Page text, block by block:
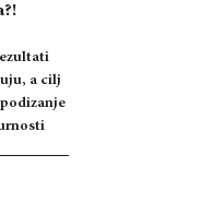
a cilj